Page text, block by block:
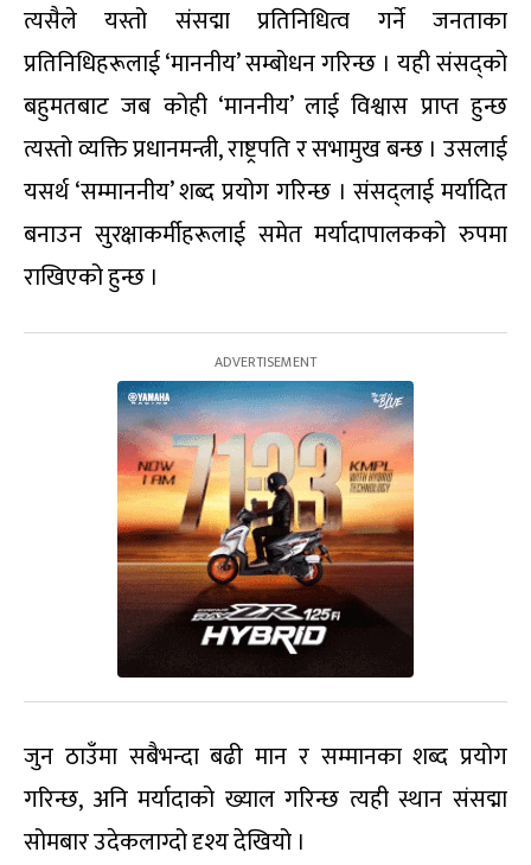
त्यसैले यस्तो संसद्मा प्रतिनिधित्व गर्ने जनताका
प्रतिनिधिहरूलाई ‘माननीय’ सम्बोधन गरिन्छ । यही संसद्को
बहुमतबाट जब कोही ‘माननीय’ लाई विश्वास प्राप्त हुन्छ
त्यस्तो व्यक्ति प्रधानमन्त्री, राष्ट्रपति र सभामुख बन्छ । उसलाई
यसर्थ ‘सम्माननीय’ शब्द प्रयोग गरिन्छ । संसद्लाई मर्यादित
बनाउन सुरक्षाकर्मीहरूलाई समेत मर्यादापालकको रुपमा
राखिएको हुन्छ ।
जुन ठाउँमा सबैभन्दा बढी मान र सम्मानका शब्द प्रयोग
गरिन्छ, अनि मर्यादाको ख्याल गरिन्छ त्यही स्थान संसद्मा
सोमबार उदेकलाग्दो दृश्य देखियो ।